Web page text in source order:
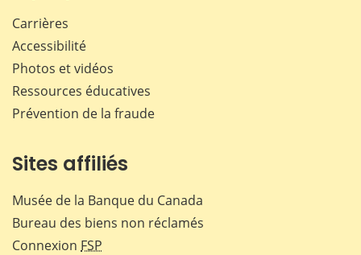
Carrières
Accessibilité
Photos et vidéos
Ressources éducatives
Prévention de la fraude
Sites affiliés
Musée de la Banque du Canada
Bureau des biens non réclamés
Connexion FSP